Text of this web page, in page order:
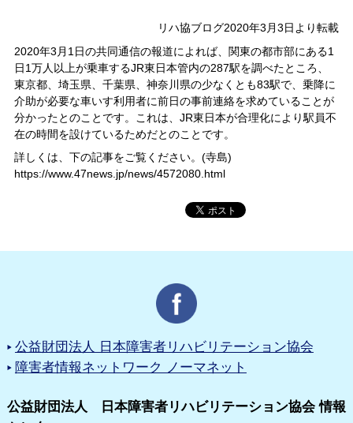
リハ協ブログ2020年3月3日より転載
2020年3月1日の共同通信の報道によれば、関東の都市部にある1
日1万人以上が乗車するJR東日本管内の287駅を調べたところ、
東京都、埼玉県、千葉県、神奈川県の少なくとも83駅で、乗降に
介助が必要な車いす利用者に前日の事前連絡を求めていることが
分かったとのことです。これは、JR東日本が合理化により駅員不
在の時間を設けているためだとのことです。
詳しくは、下の記事をご覧ください。(寺島)
https://www.47news.jp/news/4572080.html
公益財団法人 日本障害者リハビリテーション協会
障害者情報ネットワーク ノーマネット
公益財団法人 日本障害者リハビリテーション協会 情報